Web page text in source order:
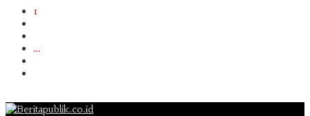
1
…